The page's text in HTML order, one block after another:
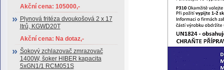
Akční cena: 105000,-
Plynová fritéza dvoukošová 2 x 17
ltrů, KGWD20T
Akční cena: Na dotaz,-
Šokový zchlazovač zmrazovač
1400W, šoker HIBER kapacita
5xGN1/1 RCM051S